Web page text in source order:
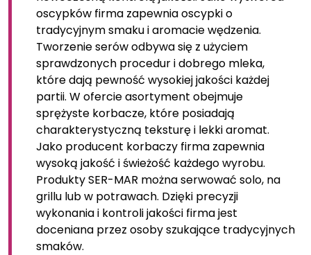
oscypków firma zapewnia oscypki o
tradycyjnym smaku i aromacie wędzenia.
Tworzenie serów odbywa się z użyciem
sprawdzonych procedur i dobrego mleka,
które dają pewność wysokiej jakości każdej
partii. W ofercie asortyment obejmuje
sprężyste korbacze, które posiadają
charakterystyczną teksturę i lekki aromat.
Jako producent korbaczy firma zapewnia
wysoką jakość i świeżość każdego wyrobu.
Produkty SER-MAR można serwować solo, na
grillu lub w potrawach. Dzięki precyzji
wykonania i kontroli jakości firma jest
doceniana przez osoby szukające tradycyjnych
smaków.